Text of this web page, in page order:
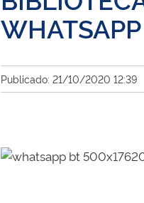
WHATSAPP
Publicado: 21/10/2020 12:39